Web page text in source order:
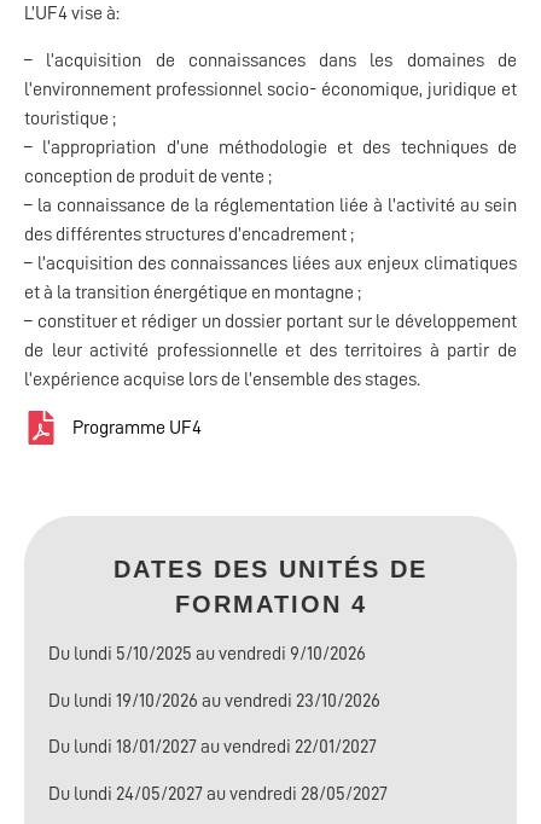
L’UF4 vise à:
– l’acquisition de connaissances dans les domaines de
l’environnement professionnel socio- économique, juridique et
touristique ;
– l’appropriation d’une méthodologie et des techniques de
conception de produit de vente ;
– la connaissance de la réglementation liée à l’activité au sein
des différentes structures d’encadrement ;
– l’acquisition des connaissances liées aux enjeux climatiques
et à la transition énergétique en montagne ;
– constituer et rédiger un dossier portant sur le développement
de leur activité professionnelle et des territoires à partir de
l’expérience acquise lors de l’ensemble des stages.
Programme UF4
DATES DES UNITÉS DE
FORMATION 4
Du lundi 5/10/2025 au vendredi 9/10/2026
Du lundi 19/10/2026 au vendredi 23/10/2026
Du lundi 18/01/2027 au vendredi 22/01/2027
Du lundi 24/05/2027 au vendredi 28/05/2027